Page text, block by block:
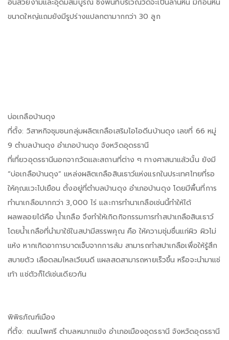
อันสวยงามและอุดมสมบูรณ์ ซึ่งพื้นที่บริเวณวัดจะเป็นลานหิน มีก้อนหิน
ขนาดใหญ่แถมยังมีรูปร่างแปลกตามากกว่า 30 ลูก
บ่อเกลือบ้านดุง
ที่ตั้ง: วิสาหกิจชุมชนกลุ่มผลิตเกลือเสริมไอโอดีนบ้านดุง เลขที่ 66 หมู่
9 ตำบลบ้านดุง อำเภอบ้านดุง จังหวัดอุดรธานี
ที่เที่ยวอุดรธานีนอกจากวัดและสถานที่ต่าง ๆ ทางศาสนาแล้วนั้น ยังมี
“บ่อเกลือบ้านดุง” แหล่งผลิตเกลือสินเธาว์แห่งแรกในประเทศไทยที่รอ
ให้คุณแวะไปเยือน ตั้งอยู่ที่ตำบลบ้านดุง อำเภอบ้านดุง โดยมีพื้นที่การ
ทำนาเกลือมากกว่า 3,000 ไร่ และการทำนาเกลือเช่นนี้ทำให้ได้
ผลพลอยได้คือ น้ำเกลือ จึงทำให้เกิดกิจกรรมการทำสปาเกลือสินเธาว์
โดยน้ำเกลือที่นำมาใช้ในสปามีสรรพคุณ คือ ให้ความชุ่มชื่นแก่ผิว ผิวไม่
แห้ง หากเกิดอาการบาดเจ็บจากการล้ม สามารถทำสปาเกลือเพื่อให้รู้สึก
สบายตัว เลือดลมไหลเวียนดี แผลสดสามารถหายเร็วขึ้น หรือจะนำมาแช่
เท้า แช่ตัวก็ได้เช่นเดียวกัน
พิพิธภัณฑ์เมือง
ที่ตั้ง: ถนนโพศรี ตำบลหมากแข้ง อำเภอเมืองอุดรธานี จังหวัดอุดรธานี